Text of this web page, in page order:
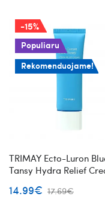
-15%
Populiaru
Rekomenduojame!
TRIMAY Ecto-Luron
Tansy Hydra Relief
alavijais
14.99€ 17.69€